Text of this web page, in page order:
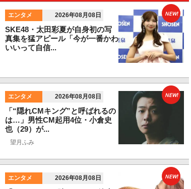
エンタメ 2026年08月08日
SKE48・太田彩夏が自身初の写
真集を猛アピール「今が一番かわ
いいって自信...
NEW!
エンタメ 2026年08月08日
「“隠れCMキング”と呼ばれるの
は…」男性CM起用4位・小倉史
也（29）が...
望月ふみ
NEW!
エンタメ 2026年08月08日 NEW!